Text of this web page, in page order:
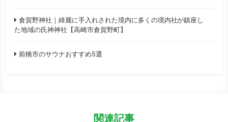
倉賀野神社｜綺麗に手入れされた境内に多くの境内社が鎮座し
た地域の氏神神社【高崎市倉賀野町】
前橋市のサウナおすすめ5選
関連記事